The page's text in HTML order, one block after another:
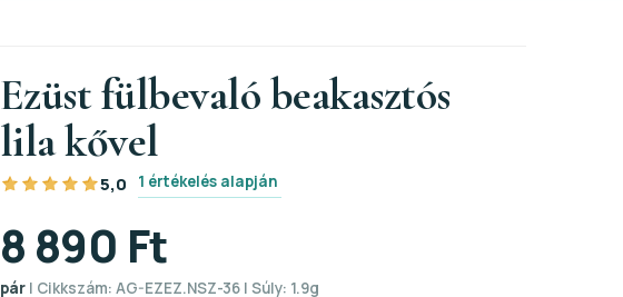
Ezüst fülbevaló beakasztós
lila kővel
5,0 1 értékelés alapján
8 890 Ft
pár| Cikkszám: AG-EZEZ.NSZ-36 | Súly: 1.9g